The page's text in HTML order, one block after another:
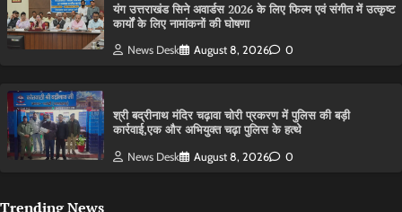
यंग उत्तराखंड सिने अवार्डस 2026 के लिए फिल्म एवं संगीत में उत्कृष्ट
कार्यों के लिए नामांकनों की घोषणा
News Desk August 8, 2026 0
श्री बद्रीनाथ मंदिर चढ़ावा चोरी प्रकरण में पुलिस की बड़ी
कार्रवाई,एक और अभियुक्त चढ़ा पुलिस के हत्थे
News Desk August 8, 2026 0
Trending News